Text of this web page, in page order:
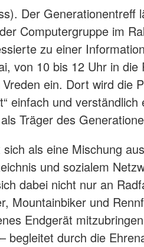
Der Generationentreff
Computergruppe im
zu einer
von 10 bis 12 Uhr in die
ein. Dort wird die
einfach und
Träger des
als eine Mischung
und sozialem
dabei nicht nur an
Mountainbiker und
Endgerät
begleitet durch die